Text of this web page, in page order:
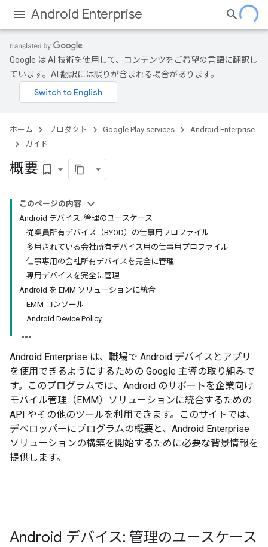
Android Enterprise
Google は AI 技術を使用して、コンテンツをご希望の言語に翻訳し
ています。AI 翻訳には誤りが含まれる場合があります。
ホーム プロダクト Google Play services
Android Enterprise
ガイド
概要 bookmark_border
このページの内容
Android デバイス: 管理のユースケース
従業員所有デバイス（BYOD）の仕事用プロファイル
多用されている会社所有デバイス用の仕事用プロファイル
仕事専用の会社所有デバイスを完全に管理
専用デバイスを完全に管理
Android を EMM ソリューションに統合
EMM コンソール
Android Device Policy
Android Enterprise は、職場で Android デバイスとアプリ
を使用できるようにするための Google 主導の取り組みで
す。このプログラムでは、Android のサポートを企業向け
モバイル管理（EMM）ソリューションに統合するための
API やその他のツールを利用できます。このサイトでは、
デベロッパーにプログラムの概要と、Android Enterprise
ソリューションの構築を開始するために必要な背景情報を
提供します。
Android デバイス: 管理のユースケース